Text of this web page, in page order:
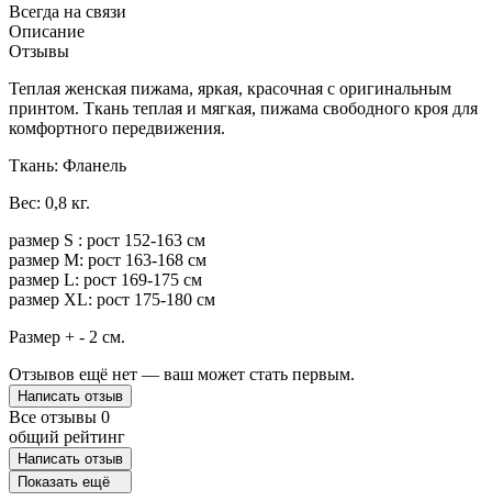
Всегда на связи
Описание
Отзывы
Теплая женская пижама, яркая, красочная с оригинальным
принтом. Ткань теплая и мягкая, пижама свободного кроя для
комфортного передвижения.
Ткань: Фланель
Вес: 0,8 кг.
размер S : рост 152-163 см
размер M: рост 163-168 см
размер L: рост 169-175 см
размер XL: рост 175-180 см
Размер + - 2 см.
Отзывов ещё нет — ваш может стать первым.
Написать отзыв
Все отзывы 0
общий рейтинг
Написать отзыв
Показать ещё